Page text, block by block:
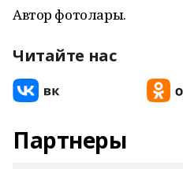
Автор фотолары.
Читайте нас
Партнеры